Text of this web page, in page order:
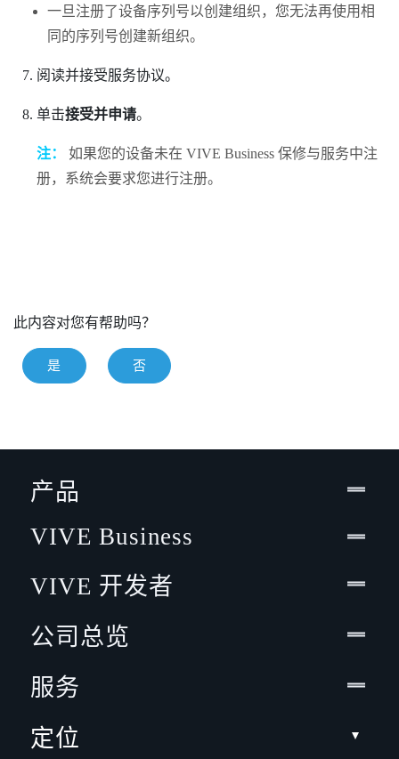
一旦注册了设备序列号以创建组织，您无法再使用相
同的序列号创建新组织。
阅读并接受服务协议。
单击接受并申请。
注： 如果您的设备未在 VIVE Business 保修与服务中注
册，系统会要求您进行注册。
此内容对您有帮助吗？
是 否
产品
VIVE Business
VIVE 开发者
公司总览
服务
定位